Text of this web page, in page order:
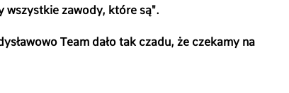
wszystkie zawody, które są".
Team dało tak czadu, że czekamy na